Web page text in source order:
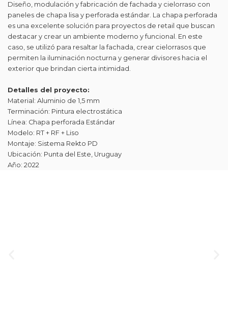
Diseño, modulación y fabricación de fachada y cielorraso con
paneles de chapa lisa y perforada estándar. La chapa perforada
es una excelente solución para proyectos de retail que buscan
destacar y crear un ambiente moderno y funcional. En este
caso, se utilizó para resaltar la fachada, crear cielorrasos que
permiten la iluminación nocturna y generar divisores hacia el
exterior que brindan cierta intimidad.
Detalles del proyecto:
Material: Aluminio de 1,5 mm
Terminación: Pintura electrostática
Línea: Chapa perforada Estándar
Modelo: RT + RF + Liso
Montaje: Sistema Rekto PD
Ubicación: Punta del Este, Uruguay
Año: 2022